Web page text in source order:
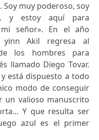
Soy muy poderoso, soy
y estoy aquí para
señor». En el año
yinn Akil regresa al
los hombres para
llamado Diego Tovar.
está dispuesto a todo
modo de conseguir
un valioso manuscrito
Y que resulta ser
azul es el primer